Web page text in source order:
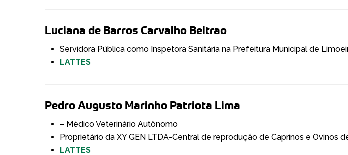
Luciana de Barros Carvalho Beltrao
Servidora Pública como Inspetora Sanitária na Prefeitura Municipal de
LATTES
Pedro Augusto Marinho Patriota Lima
– Médico Veterinário Autônomo
Proprietário da XY GEN LTDA-Central de reprodução de Caprinos e Ovinos
LATTES